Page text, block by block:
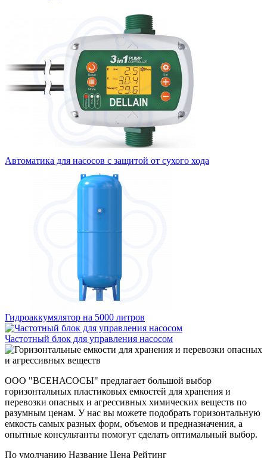
Автоматика для насосов с защитой от сухого хода
Гидроаккумялятор на 5000 литров
Частотный блок для управления насосом
ООО "ВСЕНАСОСЫ" предлагает большой выбор
горизонтальных пластиковых емкостей для хранения и
перевозки опасных и агрессивных химических веществ по
разумным ценам. У нас вы можете подобрать горизонтальную
емкость самых разных форм, объемов и предназначения, а
опытные консультанты помогут сделать оптимальный выбор.
По умолчанию Название Цена Рейтинг